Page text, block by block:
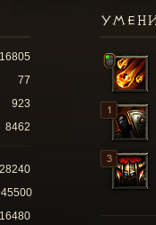
16805
77
923
8462